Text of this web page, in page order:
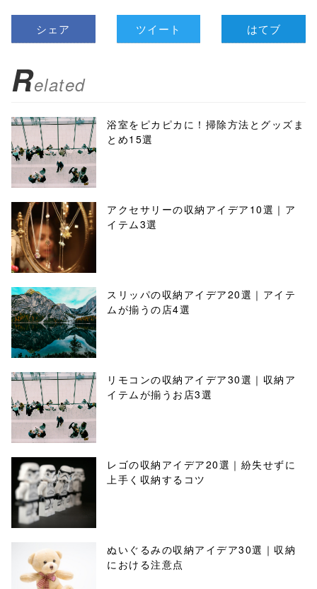
シェア ツイート はてブ
Related
浴室をピカピカに！掃除方法とグッズま
とめ15選
アクセサリーの収納アイデア10選｜ア
イテム3選
スリッパの収納アイデア20選｜アイテ
ムが揃うの店4選
リモコンの収納アイデア30選｜収納ア
イテムが揃うお店3選
レゴの収納アイデア20選｜紛失せずに
上手く収納するコツ
ぬいぐるみの収納アイデア30選｜収納
における注意点